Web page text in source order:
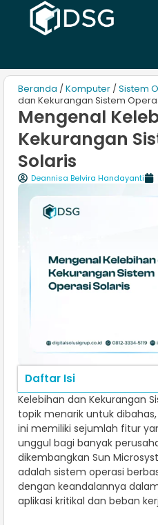
Beranda / Komputer / Sistem
dan Kekurangan Sistem
Mengenal
Kekurangan
Solaris
Deannisa Belvira Handayanti
Daftar Isi
Kelebihan dan Kekurangan
topik menarik untuk
ini memiliki sejumlah fitur
unggul bagi banyak
dikembangkan Sun
adalah sistem operasi
dengan keandalannya
aplikasi kritikal dan beban